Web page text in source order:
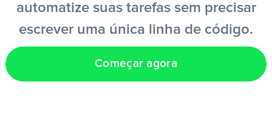
automatize suas tarefas sem precisar
escrever uma única linha de código.
Começar agora